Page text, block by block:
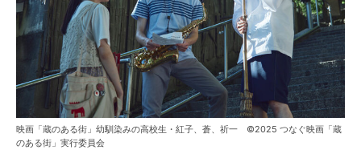
映画「蔵のある街」幼馴染みの高校生・紅子、蒼、祈一 ©2025 つなぐ映画「蔵
のある街」実行委員会